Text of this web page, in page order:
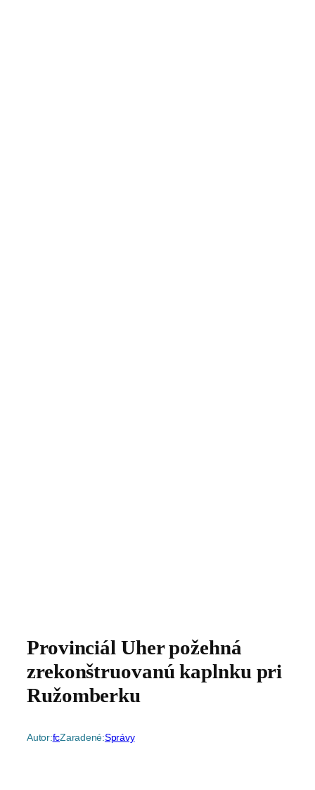
Provinciál Uher požehná
zrekonštruovanú kaplnku pri
Ružomberku
Autor:fcZaradené:Správy